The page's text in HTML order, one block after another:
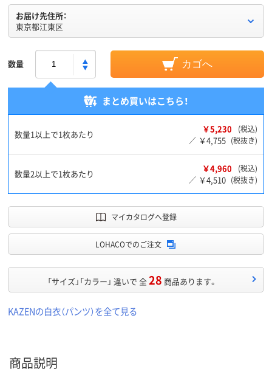
お届け先住所：
東京都江東区
数量 カゴへ
まとめ買いはこちら！
数量1以上で1枚あたり ￥5,230
(税込)
／ ￥4,755 (税抜き)
数量2以上で1枚あたり ￥4,960
(税込)
／ ￥4,510 (税抜き)
マイカタログへ登録
LOHACOでのご注文
「サイズ」「カラー」 違いで 全28 商品あります。
KAZENの白衣（パンツ）を全て見る
商品説明